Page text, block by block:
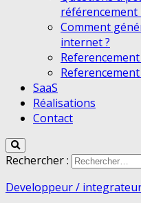
référencement
Comment
internet ?
Referencement
SaaS
Réalisations
Contact
Rechercher :
Developpeur /